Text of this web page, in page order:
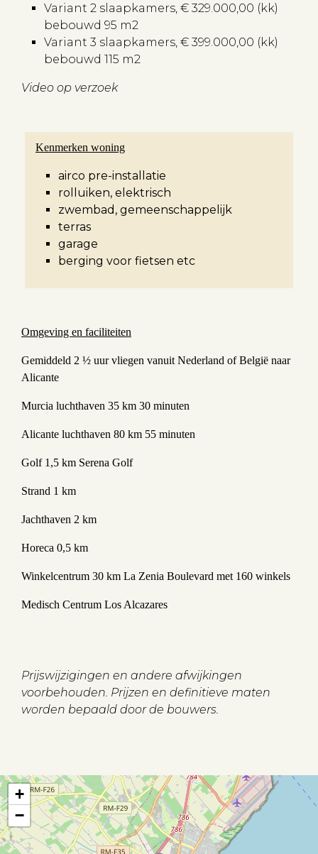
Aanbod
Koopwoningen
Variant 2 slaapkamers, € 329.000,00 (kk)
bebouwd 95 m2
Variant 3 slaapkamers, € 399.000,00 (kk)
bebouwd 115 m2
Video op verzoek
Kenmerken woning
airco pre-installatie
rolluiken, elektrisch
zwembad, gemeenschappelijk
terras
garage
berging voor fietsen etc
Omgeving en faciliteiten
Gemiddeld 2 ½ uur vliegen vanuit Nederland of België naar
Alicante
Murcia luchthaven 35 km 30 minuten
Alicante luchthaven 80 km 55 minuten
Golf 1,5 km Serena Golf
Strand 1 km
Jachthaven 2 km
Horeca 0,5 km
Winkelcentrum 30 km La Zenia Boulevard met 160 winkels
Medisch Centrum Los Alcazares
Prijswijzigingen en andere afwijkingen
voorbehouden. Prijzen en definitieve maten
worden bepaald door de bouwers.
+
−